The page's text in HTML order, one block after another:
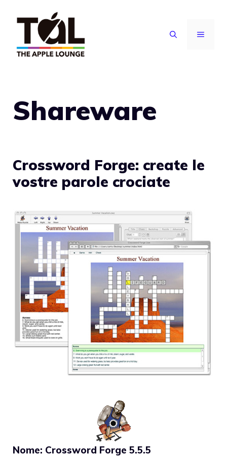
contenuto
MENU
Shareware
Crossword Forge: create le
vostre parole crociate
Nome: Crossword Forge 5.5.5